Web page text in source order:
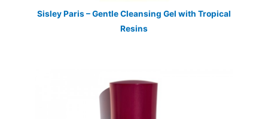
Sisley Paris – Gentle Cleansing Gel with Tropical
Resins